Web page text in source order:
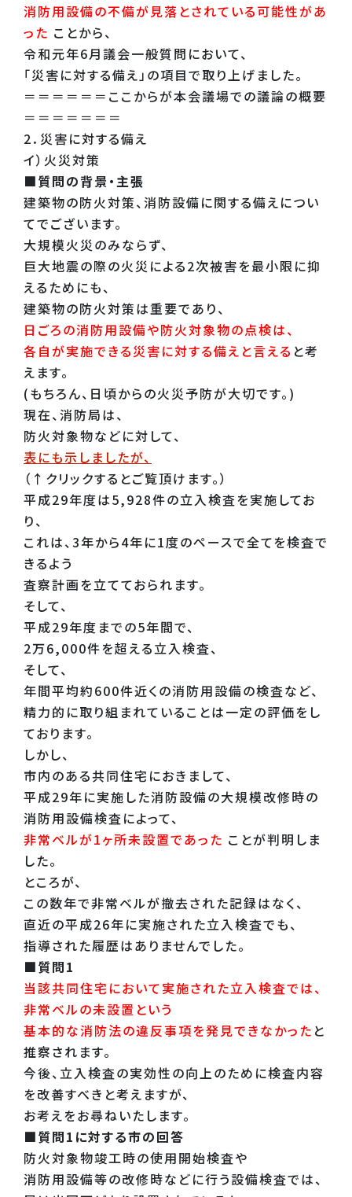
消防用設備の不備が見落とされている可能性があ
った ことから、
令和元年6月議会一般質問において、
「災害に対する備え」の項目で取り上げました。
＝＝＝＝＝＝ここからが本会議場での議論の概要
＝＝＝＝＝＝＝
2．災害に対する備え
イ）火災対策
■質問の背景・主張
建築物の防火対策、消防設備に関する備えについ
てでございます。
大規模火災のみならず、
巨大地震の際の火災による2次被害を最小限に抑
えるためにも、
建築物の防火対策は重要であり、
日ごろの消防用設備や防火対象物の点検は、
各自が実施できる災害に対する備えと言える と考
えます。
(もちろん、日頃からの火災予防が大切です。)
現在、消防局は、
防火対象物などに対して、
表にも示しましたが、
（↑クリックするとご覧頂けます。）
平成29年度は5,928件の立入検査を実施してお
り、
これは、3年から4年に1度のペースで全てを検査で
きるよう
査察計画を立てておられます。
そして、
平成29年度までの5年間で、
2万6,000件を超える立入検査、
そして、
年間平均約600件近くの消防用設備の検査など、
精力的に取り組まれていることは一定の評価をし
ております。
しかし、
市内のある共同住宅におきまして、
平成29年に実施した消防設備の大規模改修時の
消防用設備検査によって、
非常ベルが1ヶ所未設置であった ことが判明しま
した。
ところが、
この数年で非常ベルが撤去された記録はなく、
直近の平成26年に実施された立入検査でも、
指導された履歴はありませんでした。
■質問1
当該共同住宅において実施された立入検査では、
非常ベルの未設置という
基本的な消防法の違反事項を発見できなかった と
推察されます。
今後、立入検査の実効性の向上のために検査内容
を改善すべきと考えますが、
お考えをお尋ねいたします。
■質問1に対する市の回答
防火対象物竣工時の使用開始検査や
消防用設備等の改修時などに行う設備検査では、